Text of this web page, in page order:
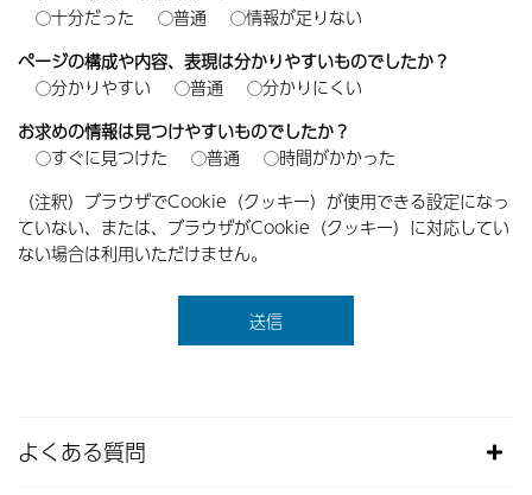
十分だった
普通
情報が足りない
ページの構成や内容、表現は分かりやすいものでしたか？
分かりやすい
普通
分かりにくい
お求めの情報は見つけやすいものでしたか？
すぐに見つけた
普通
時間がかかった
（注釈）ブラウザでCookie（クッキー）が使用できる設定になっ
ていない、または、ブラウザがCookie（クッキー）に対応してい
ない場合は利用いただけません。
よくある質問